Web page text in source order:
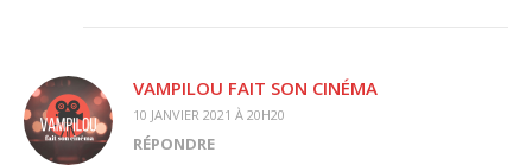
VAMPILOU FAIT SON CINÉMA
10 JANVIER 2021 À 20H20
RÉPONDRE